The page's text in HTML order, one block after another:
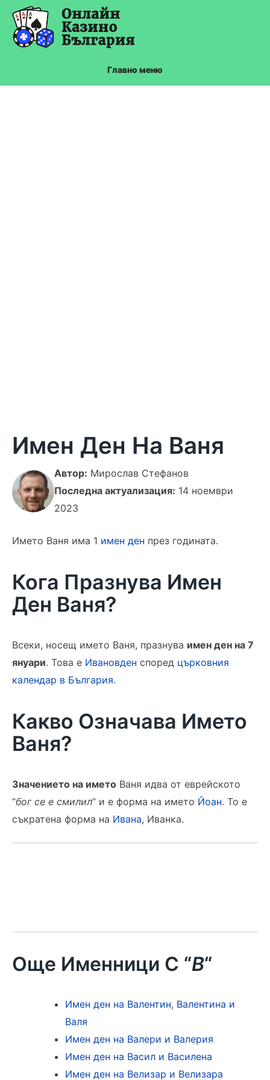
Skip
content
Главно меню
Имен Ден На Ваня
Автор: Мирослав Стефанов
Последна актуализация: 14 ноември
2023
Името Ваня има 1 имен ден през годината.
Кога Празнува Имен
Ден Ваня?
Всеки, носещ името Ваня, празнува имен ден на 7
януари. Това е Ивановден според църковния
календар в България.
Какво Означава Името
Ваня?
Значението на името Ваня идва от еврейското
“бог се е смилил” и е форма на името Йоан. То е
съкратена форма на Ивана, Иванка.
Още Именници С “В“
Имен ден на Валентин, Валентина и
Валя
Имен ден на Валери и Валерия
Имен ден на Васил и Василена
Имен ден на Велизар и Велизара